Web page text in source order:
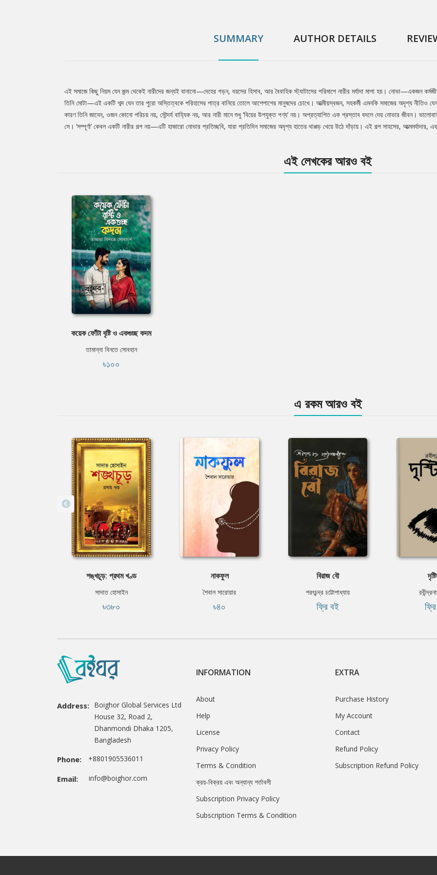
SUMMARY AUTHOR DETAILS
Tab
Article
এই সমাজে কিছু নিয়ম যেন জন্ম থেকেই নারীদের জন্যই বানানো—দেহের গড়ন, বয়সের হিসাব, আর বৈবাহিক স্ট্যাটাসের পরিমাপে নারীর মর্যাদা মাপা হয়। নোভা—একজন
তিনি মোটা—এই একটি শব্দ যেন তার পুরো অস্তিত্বকে পরিহাসের পাত্র বানিয়ে তোলে আশেপাশের মানুষদের চোখে। আত্মীয়স্বজন, সহকর্মী এমনকি সমাজের অদৃশ্য নীতিও
কারণ তিনি জানেন, ওজন কোনো পরিচয় নয়, সৌন্দর্য বাহ্যিক নয়, আর নারী মানে শুধু ‘বিয়ের উপযুক্ত পণ্য’ নয়। অপ্রত্যাশিত এক প্রস্তাব বদলে দেয় নোভার জীবন।
সে। ‘সম্পূর্ণা’ কেবল একটি নারীর গল্প নয়—এটি হাজারো নোভার প্রতিচ্ছবি, যারা প্রতিদিন সমাজের অদৃশ্য হাতের থাপ্পড় খেয়ে উঠে দাঁড়ায়। এই গল্প সাহসের, আত্মমর্যাদার,
এই লেখকের আরও বই
কয়েক ফোঁটা বৃষ্টি ও একগুচ্ছ কদম
তামান্না বিনতে সোবহান
৳১০০
এ রকম আরও বই
শঙ্খচূড়: প্রথম খণ্ড
সাদাত হোসাইন
৳৩৮০
নাকফুল
শৈবাল সারোয়ার
৳৪০
বিরাজ বৌ
শরৎচন্দ্র চট্টোপাধ্যায়
ফ্রি বই
Address: Boighor Global Services Ltd
House 32, Road 2,
Dhanmondi Dhaka 1205,
Bangladesh
Phone: +8801905536011
Email: info@boighor.com
INFORMATION
About
Help
License
Privacy Policy
Terms & Condition
ক্রয়-বিক্রয় এবং অন্যান্য শর্তাবলী
Subscription Privacy Policy
Subscription Terms & Condition
EXTRA
Purchase History
My Account
Contact
Refund Policy
Subscription Refund Policy